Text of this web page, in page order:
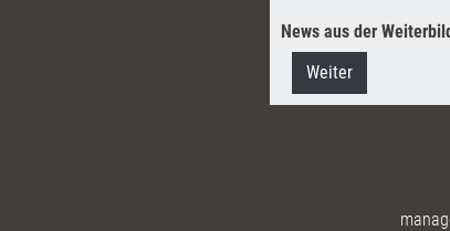
News aus der
Weiter